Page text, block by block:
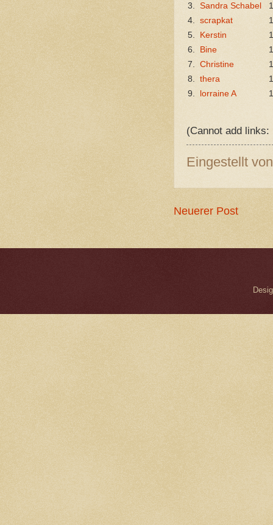
3.
Sandra Schabel
4.
scrapkat
5.
Kerstin
6.
Bine
7.
Christine
8.
thera
9.
lorraine A
(Cannot add
Eingestellt
Neuerer Post